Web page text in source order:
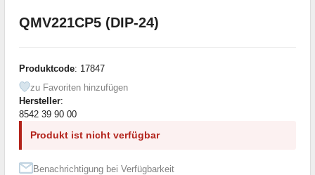
QMV221CP5 (DIP-24)
Produktcode: 17847
zu Favoriten hinzufügen
Hersteller:
8542 39 90 00
Produkt ist nicht verfügbar
Benachrichtigung bei Verfügbarkeit